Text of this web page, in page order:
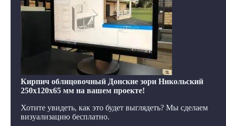
Кирпич облицовочный Донские зори Никольский
250x120x65 мм на вашем проекте!
Хотите увидеть, как это будет выглядеть? Мы сделаем
визуализацию бесплатно.